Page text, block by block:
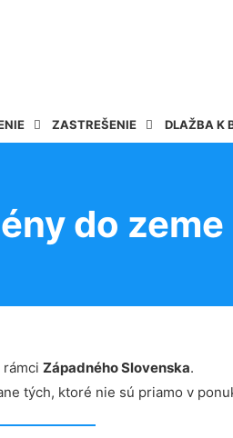
ZASTREŠENIE DLAŽBA K
do
Západného Slovenska.
tých, ktoré nie sú priamo v